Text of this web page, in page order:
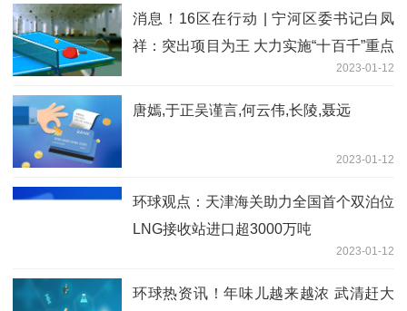
消息！16区在行动 | 宁河区委书记白凤
祥：突出项目为王 大力实施“十百千”重点
2023-01-12
唐嫣,于正吴谨言,何云伟,长陵,聂远
2023-01-12
环球观点：天津海关助力全国首个双泊位
LNG接收站进口超3000万吨
2023-01-12
环球热资讯！年味儿越来越浓 武清赶大